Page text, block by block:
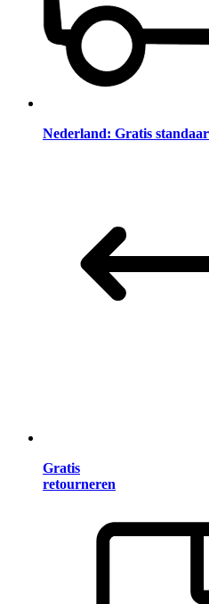
Nederland: Gratis
Gratis
retourneren